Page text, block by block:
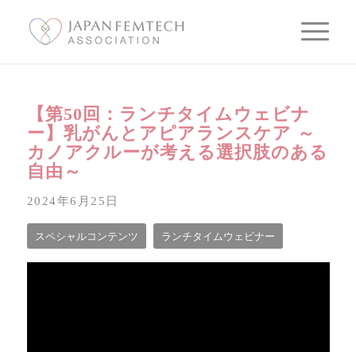
【第50回：ランチタイムウェビナ
ー】乳がんとアピアランスケア ～
カノアクルーが考える選択肢のある
自由～
2024年6月25日
スペシャルコンテンツ ランチタイムウェビナー